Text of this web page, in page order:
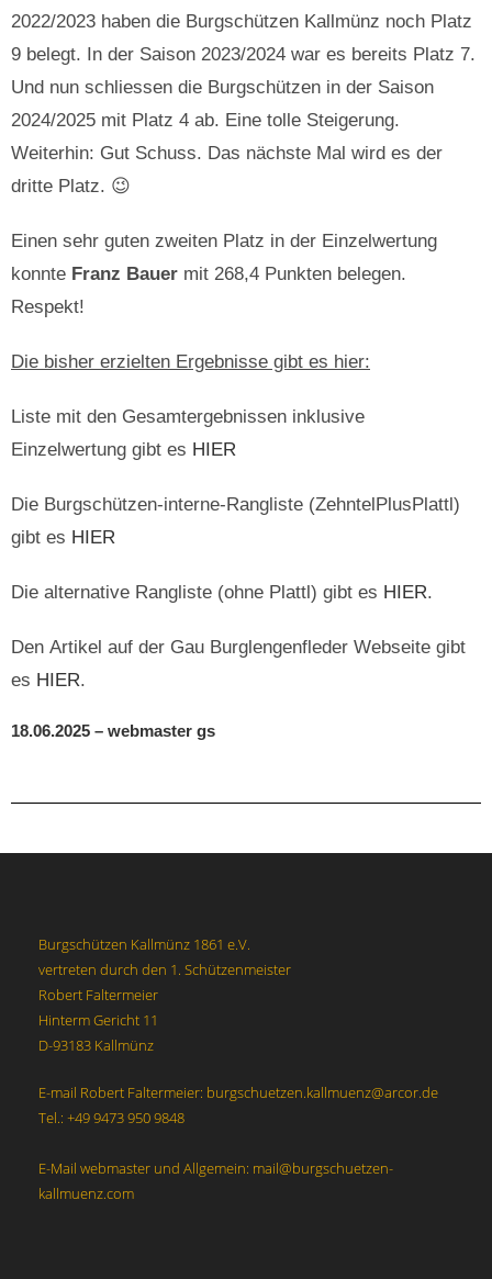
2022/2023 haben die Burgschützen Kallmünz noch Platz
9 belegt. In der Saison 2023/2024 war es bereits Platz 7.
Und nun schliessen die Burgschützen in der Saison
2024/2025 mit Platz 4 ab. Eine tolle Steigerung.
Weiterhin: Gut Schuss. Das nächste Mal wird es der
dritte Platz. 😉
Einen sehr guten zweiten Platz in der Einzelwertung
konnte Franz Bauer mit 268,4 Punkten belegen.
Respekt!
Die bisher erzielten Ergebnisse gibt es hier:
Liste mit den Gesamtergebnissen inklusive
Einzelwertung gibt es HIER
Die Burgschützen-interne-Rangliste (ZehntelPlusPlattl)
gibt es HIER
Die alternative Rangliste (ohne Plattl) gibt es HIER.
Den Artikel auf der Gau Burglengenfleder Webseite gibt
es HIER.
18.06.2025 – webmaster gs
Burgschützen Kallmünz 1861 e.V.
vertreten durch den 1. Schützenmeister
Robert Faltermeier
Hinterm Gericht 11
D-93183 Kallmünz
E-mail Robert Faltermeier: burgschuetzen.kallmuenz@arcor.de
Tel.: +49 9473 950 9848
E-Mail webmaster und Allgemein: mail@burgschuetzen-
kallmuenz.com